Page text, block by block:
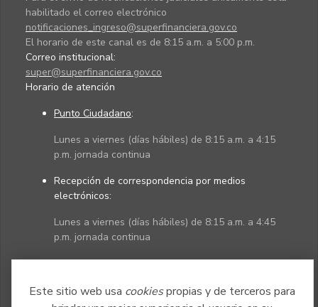
Este sitio web usa cookiespropias y de terceros para
habilitado el correo electrónico
notificaciones_ingreso@superfinanciera.gov.co
El horario de este canal es de 8:15 a.m. a 5:00 p.m.
Correo institucional:
super@superfinanciera.gov.co
Horario de atención
Punto Ciudadano:
Lunes a viernes (días hábiles) de 8:15 a.m. a 4:15
p.m. jornada continua
Recepción de correspondencia por medios
electrónicos:
Lunes a viernes (días hábiles) de 8:15 a.m. a 4:45
p.m. jornada continua